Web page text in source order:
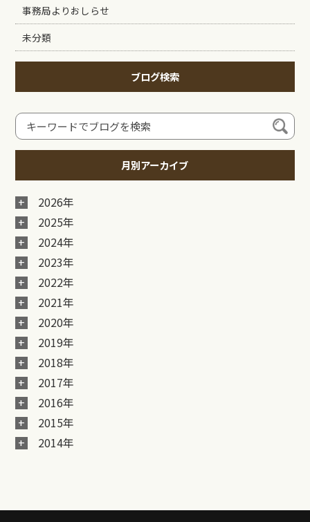
事務局よりおしらせ
未分類
ブログ検索
月別アーカイブ
2026年
2025年
2024年
2023年
2022年
2021年
2020年
2019年
2018年
2017年
2016年
2015年
2014年